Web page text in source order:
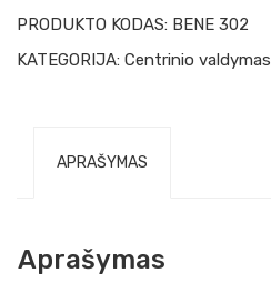
PRODUKTO KODAS: BENE 302
KATEGORIJA: Centrinio valdymas
APRAŠYMAS
Aprašymas